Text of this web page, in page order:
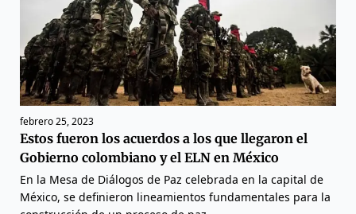
febrero 25, 2023
Estos fueron los acuerdos a los que llegaron el
Gobierno colombiano y el ELN en México
En la Mesa de Diálogos de Paz celebrada en la capital de
México, se definieron lineamientos fundamentales para la